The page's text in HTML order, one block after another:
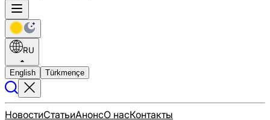
RU
English Türkmençe
НовостиСтатьиАнонсО насКонтакты